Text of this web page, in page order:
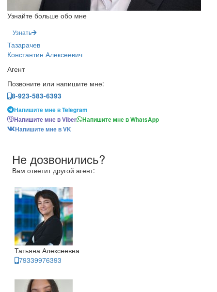
Узнайте больше обо мне
Узнать
Тазарачев
Константин Алексеевич
Агент
Позвоните или напишите мне:
8-923-583-6393
Напишите мне в Telegram
Напишите мне в Viber
Напишите мне в WhatsApp
Напишите мне в VK
Не дозвонились?
Вам ответит другой агент:
Татьяна Алексеевна
79339976393